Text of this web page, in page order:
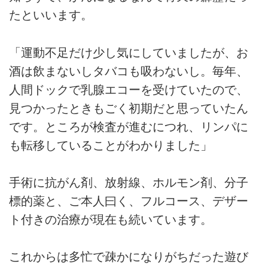
たといいます。
「運動不足だけ少し気にしていましたが、お
酒は飲まないしタバコも吸わないし。毎年、
人間ドックで乳腺エコーを受けていたので、
見つかったときもごく初期だと思っていたん
です。ところが検査が進むにつれ、リンパに
も転移していることがわかりました」
手術に抗がん剤、放射線、ホルモン剤、分子
標的薬と、ご本人曰く、フルコース、デザー
ト付きの治療が現在も続いています。
これからは多忙で疎かになりがちだった遊び